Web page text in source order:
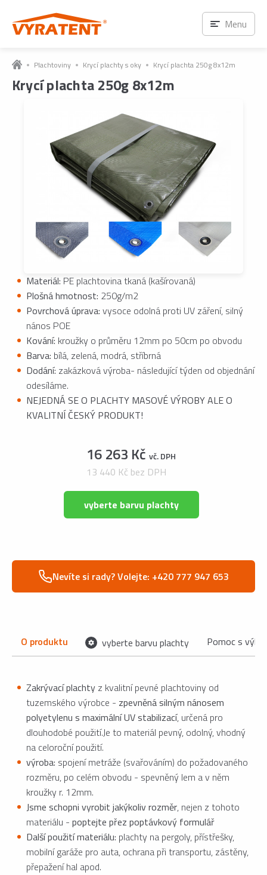
Plachtoviny Krycí plachty s oky Krycí plachta 250g 8x12m
Krycí plachta 250g 8x12m
Materiál: PE plachtovina tkaná (kašírovaná)
Plošná hmotnost: 250g/m2
Povrchová úprava: vysoce odolná proti UV záření, silný
nános POE
Kování: kroužky o průměru 12mm po 50cm po obvodu
Barva: bílá, zelená, modrá, stříbrná
Dodání: zakázková výroba- následující týden od objednání
odesíláme.
NEJEDNÁ SE O PLACHTY MASOVÉ VÝROBY ALE O
KVALITNÍ ČESKÝ PRODUKT!
16 263 Kč vč. DPH
13 440 Kč bez DPH
vyberte barvu plachty
Nevíte si rady? Volejte: +420 777 947 653
O produktu vyberte barvu plachty Pomoc s
Zakrývací plachty z kvalitní pevné plachtoviny od
tuzemského výrobce - zpevněná silným nánosem
polyetylenu s maximální UV stabilizací, určená pro
dlouhodobé použití.Je to materiál pevný, odolný, vhodný
na celoroční použití.
výroba: spojení metráže (svařováním) do požadovaného
rozměru, po celém obvodu - spevněný lem a v něm
kroužky r. 12mm.
Jsme schopni vyrobit jakýkoliv rozměr, nejen z tohoto
materiálu - poptejte přez poptávkový formulář
Další použití materiálu: plachty na pergoly, přístřešky,
mobilní garáže pro auta, ochrana při transportu, zástěny,
přepažení hal apod.
Menu